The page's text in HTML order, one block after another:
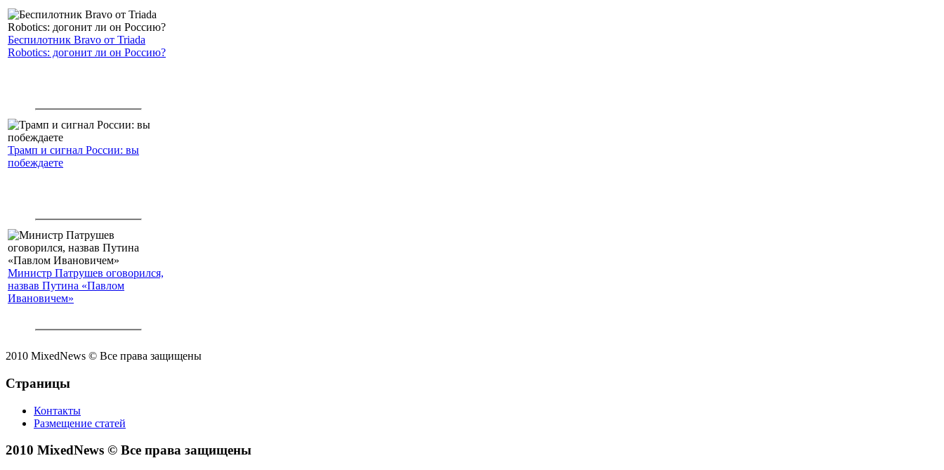
Беспилотник Bravo от Triada
Robotics: догонит ли он Россию?
Трамп и сигнал России: вы
побеждаете
Министр Патрушев оговорился,
назвав Путина «Павлом
Ивановичем»
2010 MixedNews © Все права защищены
Страницы
Контакты
Размещение статей
2010 MixedNews © Все права защищены